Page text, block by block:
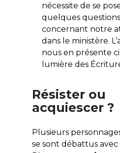
nécessite de se
quelques questions
concernant notre
dans le ministère.
nous en présente
lumière des
Résister ou
acquiescer ?
Plusieurs
se sont débattus avec